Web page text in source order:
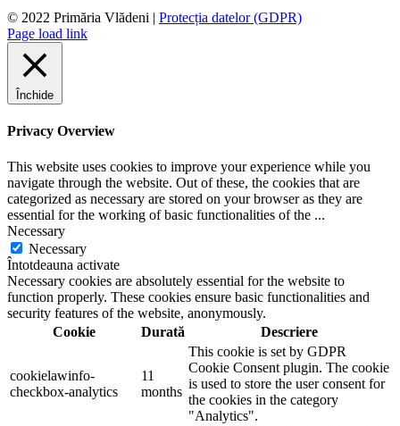
© 2022 Primăria Vlădeni | Protecția datelor (GDPR)
Page load link
Închide
Privacy Overview
This website uses cookies to improve your experience while you
navigate through the website. Out of these, the cookies that are
categorized as necessary are stored on your browser as they are
essential for the working of basic functionalities of the ...
Necessary
Necessary
Întotdeauna activate
Necessary cookies are absolutely essential for the website to
function properly. These cookies ensure basic functionalities and
security features of the website, anonymously.
Cookie
Durată Descriere
cookielawinfo-
checkbox-analytics
11
months
This cookie is set by GDPR
Cookie Consent plugin. The cookie
is used to store the user consent for
the cookies in the category
"Analytics".